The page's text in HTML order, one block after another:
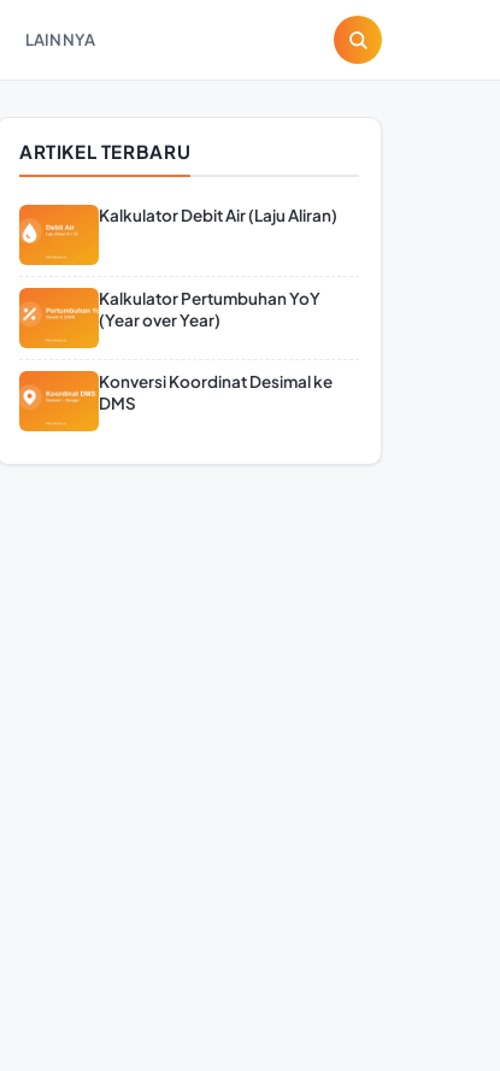
LAINNYA
ARTIKEL TERBARU
Kalkulator Debit Air (Laju Aliran)
Kalkulator Pertumbuhan YoY
(Year over Year)
Konversi Koordinat Desimal ke
DMS